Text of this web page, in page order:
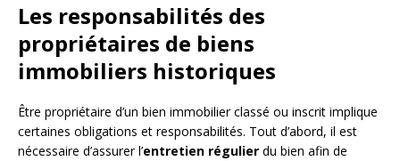
Les responsabilités des
propriétaires de biens
immobiliers historiques
Être propriétaire d’un bien immobilier classé ou inscrit implique
certaines obligations et responsabilités. Tout d’abord, il est
nécessaire d’assurer l’entretien régulier du bien afin de